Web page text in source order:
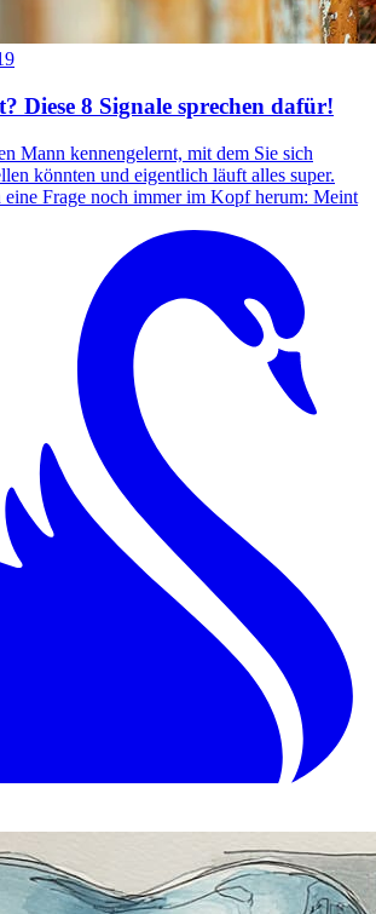
Diese 8 Signale sprechen dafür!
Mann kennengelernt, mit dem Sie sich
könnten und eigentlich läuft alles super.
Frage noch immer im Kopf herum: Meint